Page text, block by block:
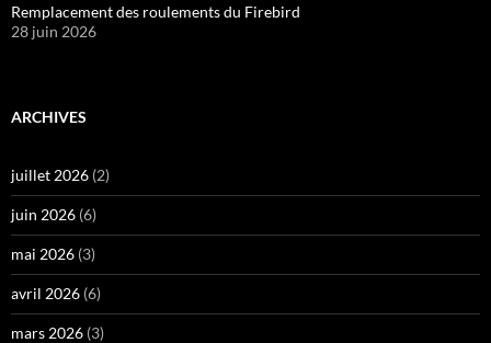
Remplacement des roulements du Firebird
28 juin 2026
ARCHIVES
juillet 2026 (2)
juin 2026 (6)
mai 2026 (3)
avril 2026 (6)
mars 2026 (3)